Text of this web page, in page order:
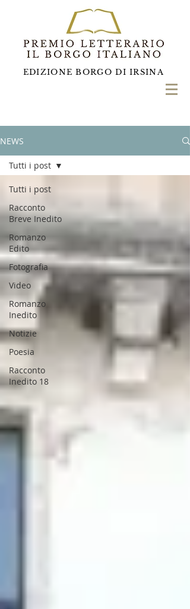
EDIZIONE BORGO DI IRSINA
NEWS
Tutti i post
Racconto
Breve Inedito
Romanzo
Edito
Fotografia
Video
Romanzo
Inedito
Notizie
Poesia
Racconto
Inedito 18
Tutti i post